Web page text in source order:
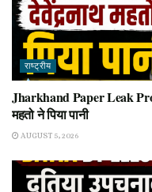
राष्ट्रीय
Jharkhand Paper Leak
महतो ने पिया पानी
AUGUST 5, 2026